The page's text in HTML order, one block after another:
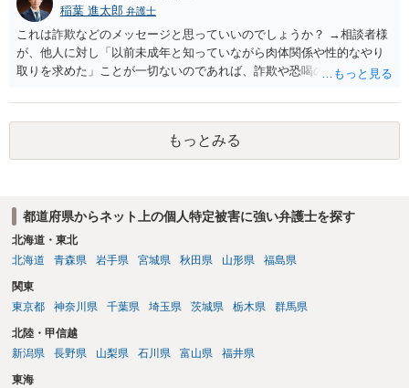
稲葉 進太郎 弁護士
これは詐欺などのメッセージと思っていいのでしょうか？ →相談者様
が、他人に対し「以前未成年と知っていながら肉体関係や性的なやり
取りを求めた」ことが一切ないのであれば、詐欺や恐喝の可能性が高
もっとみる
都道府県からネット上の個人特定被害に強い弁護士を探す
北海道・東北
北海道
青森県 岩手県 宮城県 秋田県 山形県 福島県
関東
東京都
神奈川県 千葉県 埼玉県 茨城県 栃木県 群馬県
北陸・甲信越
新潟県
長野県 山梨県 石川県 富山県 福井県
東海